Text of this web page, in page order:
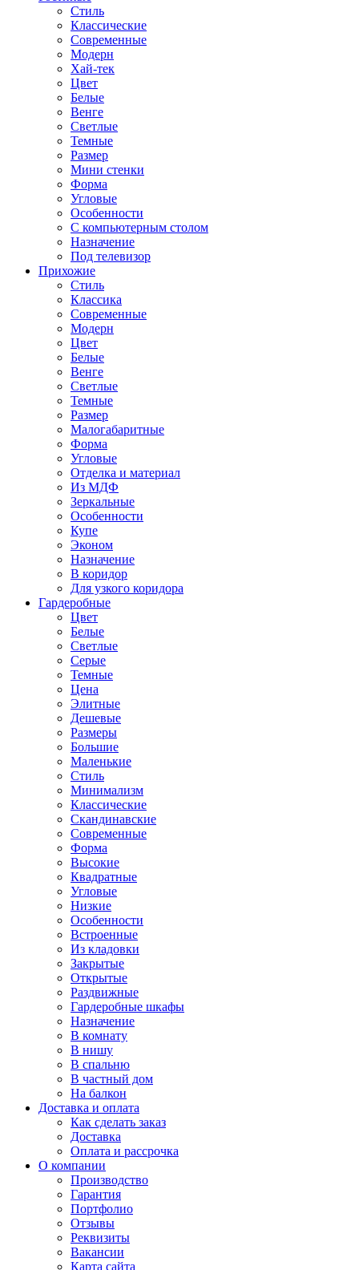
Стиль
Классические
Современные
Модерн
Хай-тек
Цвет
Белые
Венге
Светлые
Темные
Размер
Мини стенки
Форма
Угловые
Особенности
С компьютерным столом
Назначение
Под телевизор
Прихожие
Стиль
Классика
Современные
Модерн
Цвет
Белые
Венге
Светлые
Темные
Размер
Малогабаритные
Форма
Угловые
Отделка и материал
Из МДФ
Зеркальные
Особенности
Купе
Эконом
Назначение
В коридор
Для узкого коридора
Гардеробные
Цвет
Белые
Светлые
Серые
Темные
Цена
Элитные
Дешевые
Размеры
Большие
Маленькие
Стиль
Минимализм
Классические
Скандинавские
Современные
Форма
Высокие
Квадратные
Угловые
Низкие
Особенности
Встроенные
Из кладовки
Закрытые
Открытые
Раздвижные
Гардеробные шкафы
Назначение
В комнату
В нишу
В спальню
В частный дом
На балкон
Доставка и оплата
Как сделать заказ
Доставка
Оплата и рассрочка
О компании
Производство
Гарантия
Портфолио
Отзывы
Реквизиты
Вакансии
Карта сайта